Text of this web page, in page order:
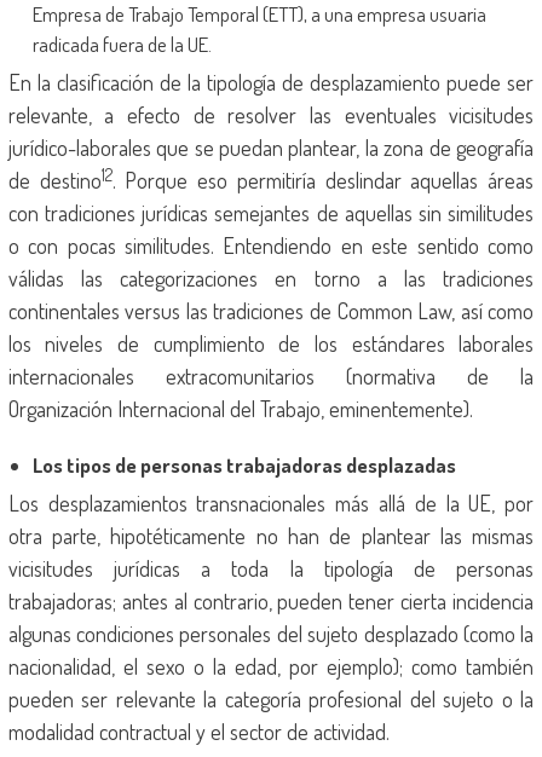
Empresa de Trabajo Temporal (ETT), a una empresa usuaria
radicada fuera de la UE.
En la clasificación de la tipología de desplazamiento puede ser
relevante, a efecto de resolver las eventuales vicisitudes
jurídico-laborales que se puedan plantear, la zona de geografía
de destino12. Porque eso permitiría deslindar aquellas áreas
con tradiciones jurídicas semejantes de aquellas sin similitudes
o con pocas similitudes. Entendiendo en este sentido como
válidas las categorizaciones en torno a las tradiciones
continentales versus las tradiciones de Common Law, así como
los niveles de cumplimiento de los estándares laborales
internacionales extracomunitarios (normativa de la
Organización Internacional del Trabajo, eminentemente).
Los tipos de personas trabajadoras desplazadas
Los desplazamientos transnacionales más allá de la UE, por
otra parte, hipotéticamente no han de plantear las mismas
vicisitudes jurídicas a toda la tipología de personas
trabajadoras; antes al contrario, pueden tener cierta incidencia
algunas condiciones personales del sujeto desplazado (como la
nacionalidad, el sexo o la edad, por ejemplo); como también
pueden ser relevante la categoría profesional del sujeto o la
modalidad contractual y el sector de actividad.